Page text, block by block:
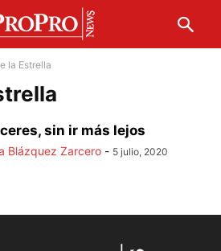
la Estrella
sin ir más lejos
Blázquez Zarcero - 5 julio, 2020